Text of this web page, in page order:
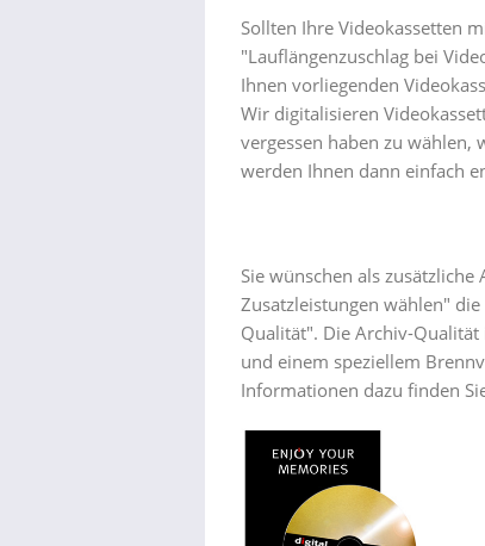
Sollten Ihre Videokassetten
"Lauflängenzuschlag bei
Ihnen vorliegenden
Wir digitalisieren
vergessen haben zu
werden Ihnen dann einfach
Sie wünschen als
Zusatzleistungen wählen"
Qualität". Die Archiv-
und einem speziellem
Informationen dazu finden